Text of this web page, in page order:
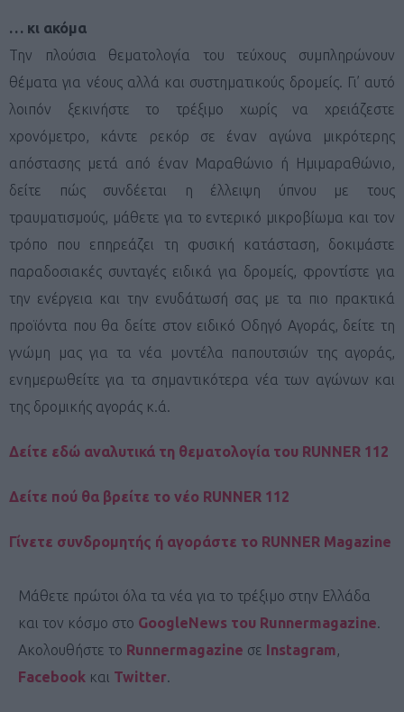
… κι ακόμα
Την πλούσια θεματολογία του τεύχους συμπληρώνουν
θέματα για νέους αλλά και συστηματικούς δρομείς. Γι’ αυτό
λοιπόν ξεκινήστε το τρέξιμο χωρίς να χρειάζεστε
χρονόμετρο, κάντε ρεκόρ σε έναν αγώνα μικρότερης
απόστασης μετά από έναν Μαραθώνιο ή Ημιμαραθώνιο,
δείτε πώς συνδέεται η έλλειψη ύπνου με τους
τραυματισμούς, μάθετε για το εντερικό μικροβίωμα και τον
τρόπο που επηρεάζει τη φυσική κατάσταση, δοκιμάστε
παραδοσιακές συνταγές ειδικά για δρομείς, φροντίστε για
την ενέργεια και την ενυδάτωσή σας με τα πιο πρακτικά
προϊόντα που θα δείτε στον ειδικό Οδηγό Αγοράς, δείτε τη
γνώμη μας για τα νέα μοντέλα παπουτσιών της αγοράς,
ενημερωθείτε για τα σημαντικότερα νέα των αγώνων και
της δρομικής αγοράς κ.ά.
Δείτε εδώ αναλυτικά τη θεματολογία του RUNNER 112
Δείτε πού θα βρείτε το νέο RUNNER 112
Γίνετε συνδρομητής ή αγοράστε το RUNNER Magazine
Μάθετε πρώτοι όλα τα νέα για το τρέξιμο στην Ελλάδα
και τον κόσμο στο GoogleNews του Runnermagazine.
Ακολουθήστε το Runnermagazine σε Instagram,
Facebook και Twitter.